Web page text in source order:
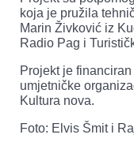
koja je pružila
Marin Živković iz
Radio Pag i
Projekt je
umjetničke
Kultura nova.
Foto: Elvis Šmit i